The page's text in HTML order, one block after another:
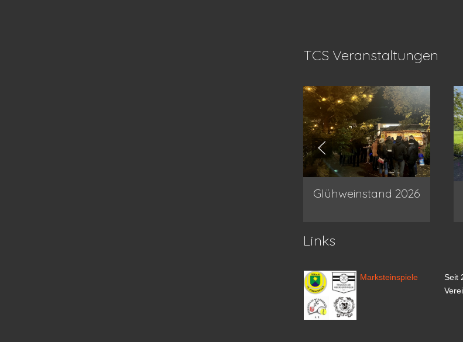
TCS Veranstaltungen
Glühweinstand 2026
Links
Marksteinspiele
Seit